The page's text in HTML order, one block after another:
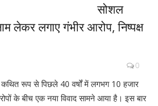
सोशल
लेकर लगाए गंभीर आरोप, निष्पक्ष
0
कथित रूप से पिछले 40 वर्षों में लगभग 10 हजार
के बीच एक नया विवाद सामने आया है। इस बार